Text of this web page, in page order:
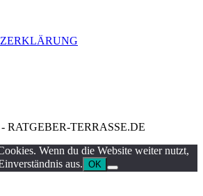
RATGEBER-TERRASSE.DE
Wenn du die Website weiter nutzt,
aus. OK